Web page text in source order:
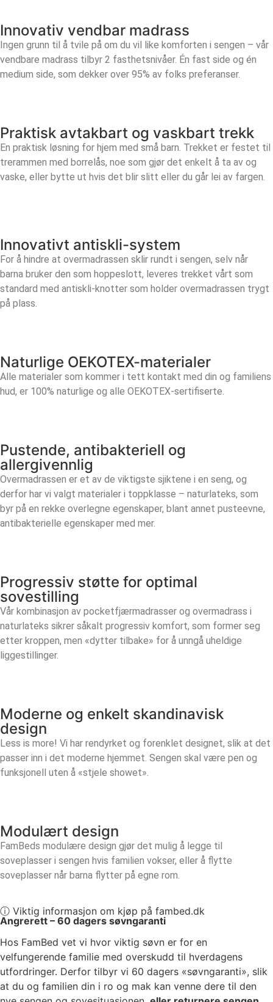
Innovativ vendbar madrass
Ingen grunn til å tvile på om du vil like komforten i sengen – vår
vendbare madrass tilbyr 2 fasthetsnivåer. Én fast side og én
medium side, som dekker over 95% av folks preferanser.
Praktisk avtakbart og vaskbart trekk
En praktisk løsning for hjem med små barn. Trekket er festet til
trerammen med borrelås, noe som gjør det enkelt å ta av og
vaske, eller bytte ut hvis det blir slitt eller du går lei av fargen.
Innovativt antiskli-system
For å hindre at overmadrassen sklir rundt i sengen, selv når
barna bruker den som hoppeslott, leveres trekket vårt som
standard med antiskli-knotter som holder overmadrassen trygt
på plass.
Naturlige OEKOTEX-materialer
Alle materialer som kommer i tett kontakt med din og familiens
hud, er 100% naturlige og alle OEKOTEX-sertifiserte.
Pustende, antibakteriell og
allergivennlig
Overmadrassen er et av de viktigste sjiktene i en seng, og
derfor har vi valgt materialer i toppklasse – naturlateks, som
byr på en rekke overlegne egenskaper, blant annet pusteevne,
antibakterielle egenskaper med mer.
Progressiv støtte for optimal
sovestilling
Vår kombinasjon av pocketfjærmadrasser og overmadrass i
naturlateks sikrer såkalt progressiv komfort, som former seg
etter kroppen, men «dytter tilbake» for å unngå uheldige
liggestillinger.
Moderne og enkelt skandinavisk
design
Less is more! Vi har rendyrket og forenklet designet, slik at det
passer inn i det moderne hjemmet. Sengen skal være pen og
funksjonell uten å «stjele showet».
Modulært design
FamBeds modulære design gjør det mulig å legge til
soveplasser i sengen hvis familien vokser, eller å flytte
soveplasser når barna flytter på egne rom.
ⓘ Viktig informasjon om kjøp på fambed.dk
Angrerett – 60 dagers søvngaranti
Hos FamBed vet vi hvor viktig søvn er for en
velfungerende familie med overskudd til hverdagens
utfordringer. Derfor tilbyr vi 60 dagers «søvngaranti», slik
at du og familien din i ro og mak kan venne dere til den